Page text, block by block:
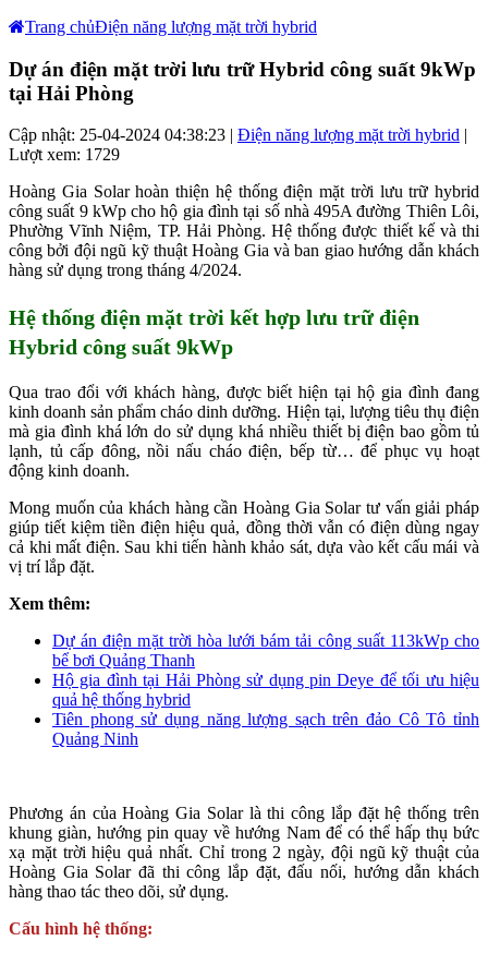
Trang chủĐiện năng lượng mặt trời hybrid
Dự án điện mặt trời lưu trữ Hybrid công suất 9kWp
tại Hải Phòng
Cập nhật: 25-04-2024 04:38:23 | Điện năng lượng mặt trời hybrid |
Lượt xem: 1729
Hoàng Gia Solar hoàn thiện hệ thống điện mặt trời lưu trữ hybrid
công suất 9 kWp cho hộ gia đình tại số nhà 495A đường Thiên Lôi,
Phường Vĩnh Niệm, TP. Hải Phòng. Hệ thống được thiết kế và thi
công bởi đội ngũ kỹ thuật Hoàng Gia và ban giao hướng dẫn khách
hàng sử dụng trong tháng 4/2024.
Hệ thống điện mặt trời kết hợp lưu trữ điện
Hybrid công suất 9kWp
Qua trao đổi với khách hàng, được biết hiện tại hộ gia đình đang
kinh doanh sản phẩm cháo dinh dưỡng. Hiện tại, lượng tiêu thụ điện
mà gia đình khá lớn do sử dụng khá nhiều thiết bị điện bao gồm tủ
lạnh, tủ cấp đông, nồi nấu cháo điện, bếp từ… để phục vụ hoạt
động kinh doanh.
Mong muốn của khách hàng cần Hoàng Gia Solar tư vấn giải pháp
giúp tiết kiệm tiền điện hiệu quả, đồng thời vẫn có điện dùng ngay
cả khi mất điện. Sau khi tiến hành khảo sát, dựa vào kết cấu mái và
vị trí lắp đặt.
Xem thêm:
Dự án điện mặt trời hòa lưới bám tải công suất 113kWp cho
bể bơi Quảng Thanh
Hộ gia đình tại Hải Phòng sử dụng pin Deye để tối ưu hiệu
quả hệ thống hybrid
Tiên phong sử dụng năng lượng sạch trên đảo Cô Tô tỉnh
Quảng Ninh
Phương án của Hoàng Gia Solar là thi công lắp đặt hệ thống trên
khung giàn, hướng pin quay về hướng Nam để có thể hấp thụ bức
xạ mặt trời hiệu quả nhất. Chỉ trong 2 ngày, đội ngũ kỹ thuật của
Hoàng Gia Solar đã thi công lắp đặt, đấu nối, hướng dẫn khách
hàng thao tác theo dõi, sử dụng.
Cấu hình hệ thống: